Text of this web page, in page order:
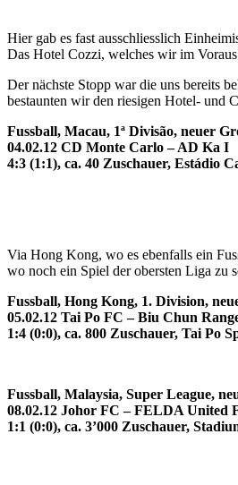
Hier gab es fast ausschliesslich
Das Hotel Cozzi, welches wir im
Der nächste Stopp war die uns bereits
bestaunten wir den riesigen Hotel- und
Fussball, Macau, 1ª Divisão, neuer
04.02.12 CD Monte Carlo – AD Ka I
4:3 (1:1), ca. 40 Zuschauer, Estádio
Via Hong Kong, wo es ebenfalls ein
wo noch ein Spiel der obersten Liga zu
Fussball, Hong Kong, 1. Division,
05.02.12 Tai Po FC – Biu Chun
1:4 (0:0), ca. 800 Zuschauer, Tai Po
Fussball, Malaysia, Super League,
08.02.12 Johor FC – FELDA United
1:1 (0:0), ca. 3’000 Zuschauer,